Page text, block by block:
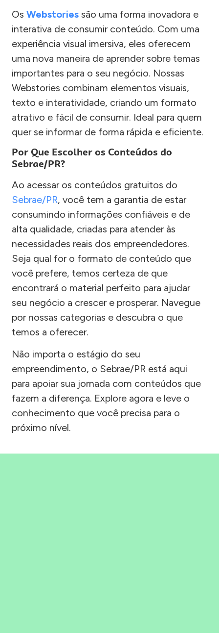
Os Webstories são uma forma inovadora e
interativa de consumir conteúdo. Com uma
experiência visual imersiva, eles oferecem
uma nova maneira de aprender sobre temas
importantes para o seu negócio. Nossas
Webstories combinam elementos visuais,
texto e interatividade, criando um formato
atrativo e fácil de consumir. Ideal para quem
quer se informar de forma rápida e eficiente.
Por Que Escolher os Conteúdos do
Sebrae/PR?
Ao acessar os conteúdos gratuitos do
Sebrae/PR, você tem a garantia de estar
consumindo informações confiáveis e de
alta qualidade, criadas para atender às
necessidades reais dos empreendedores.
Seja qual for o formato de conteúdo que
você prefere, temos certeza de que
encontrará o material perfeito para ajudar
seu negócio a crescer e prosperar. Navegue
por nossas categorias e descubra o que
temos a oferecer.
Não importa o estágio do seu
empreendimento, o Sebrae/PR está aqui
para apoiar sua jornada com conteúdos que
fazem a diferença. Explore agora e leve o
conhecimento que você precisa para o
próximo nível.